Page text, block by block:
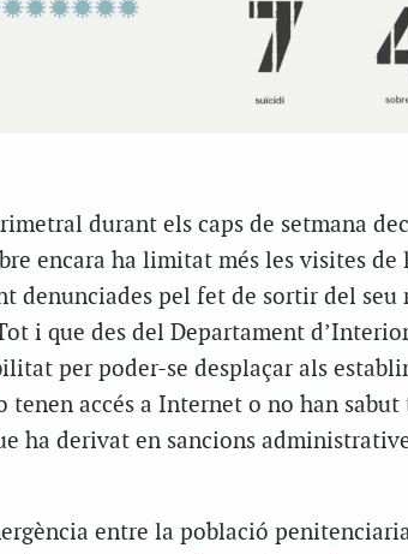
durant els caps de setmana
encara ha limitat més les visites
denunciades pel fet de sortir del
i que des del Departament
per poder-se desplaçar als
tenen accés a Internet o no han
ha derivat en sancions
entre la població